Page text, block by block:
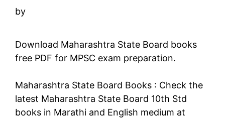
by
Download Maharashtra State Board books
free PDF for MPSC exam preparation.
Maharashtra State Board Books : Check the
latest Maharashtra State Board 10th Std
books in Marathi and English medium at